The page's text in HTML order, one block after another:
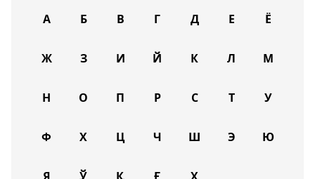
А Б В Г Д Е Ё
Ж З И Й К Л М
Н О П Р С Т У
Ф Х Ц Ч Ш Э Ю